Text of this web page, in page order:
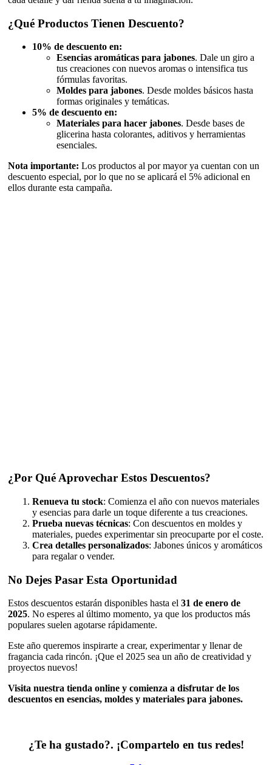
¿Qué Productos Tienen Descuento?
10% de descuento en:
Esencias aromáticas para jabones. Dale un giro a
tus creaciones con nuevos aromas o intensifica tus
fórmulas favoritas.
Moldes para jabones. Desde moldes básicos hasta
formas originales y temáticas.
5% de descuento en:
Materiales para hacer jabones. Desde bases de
glicerina hasta colorantes, aditivos y herramientas
esenciales.
Nota importante: Los productos al por mayor ya cuentan con un
descuento especial, por lo que no se aplicará el 5% adicional en
ellos durante esta campaña.
¿Por Qué Aprovechar Estos Descuentos?
Renueva tu stock: Comienza el año con nuevos materiales
y esencias para darle un toque diferente a tus creaciones.
Prueba nuevas técnicas: Con descuentos en moldes y
materiales, puedes experimentar sin preocuparte por el coste.
Crea detalles personalizados: Jabones únicos y aromáticos
para regalar o vender.
No Dejes Pasar Esta Oportunidad
Estos descuentos estarán disponibles hasta el 31 de enero de
2025. No esperes al último momento, ya que los productos más
populares suelen agotarse rápidamente.
Este año queremos inspirarte a crear, experimentar y llenar de
fragancia cada rincón. ¡Que el 2025 sea un año de creatividad y
proyectos nuevos!
Visita nuestra tienda online y comienza a disfrutar de los
descuentos en esencias, moldes y materiales para jabones.
¿Te ha gustado?. ¡Compartelo en tus redes!